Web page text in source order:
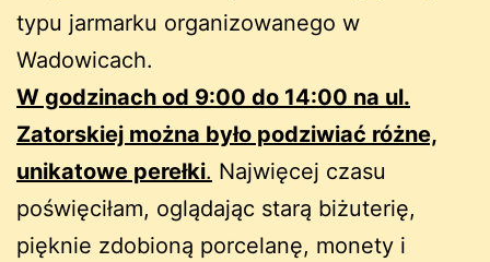
typu jarmarku organizowanego w
Wadowicach.
W godzinach od 9:00 do 14:00 na ul.
Zatorskiej można było podziwiać różne,
unikatowe perełki. Najwięcej czasu
poświęciłam, oglądając starą biżuterię,
pięknie zdobioną porcelanę, monety i